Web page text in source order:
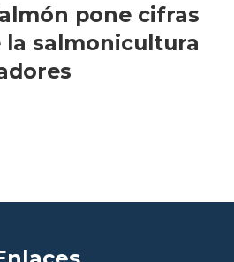
pone cifras
salmonicultura